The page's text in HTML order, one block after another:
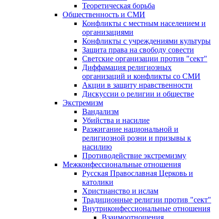
Теоретическая борьба
Общественность и СМИ
Конфликты с местным населением и
организациями
Конфликты с учреждениями культуры
Защита права на свободу совести
Светские организации против "сект"
Диффамация религиозных
организаций и конфликты со СМИ
Акции в защиту нравственности
Дискуссии о религии и обществе
Экстремизм
Вандализм
Убийства и насилие
Разжигание национальной и
религиозной розни и призывы к
насилию
Противодействие экстремизму
Межконфессиональные отношения
Русская Православная Церковь и
католики
Христианство и ислам
Традиционные религии против "сект"
Внутриконфессиональные отношения